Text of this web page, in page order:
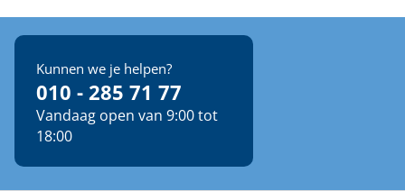
Kunnen we je helpen?
010 - 285 71 77
Vandaag open van 9:00 tot
18:00